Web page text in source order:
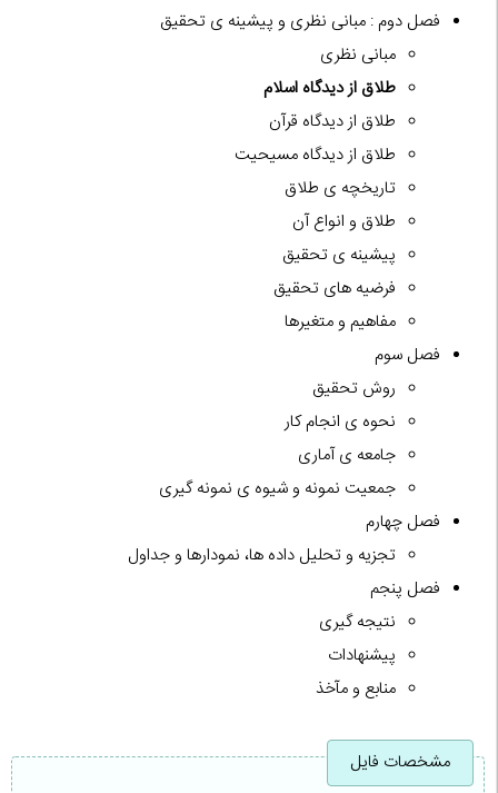
فصل دوم : مبانی نظری و پیشینه ی تحقیق
مبانی نظری
طلاق از دیدگاه اسلام
طلاق از دیدگاه قرآن
طلاق از دیدگاه مسیحیت
تاریخچه ی طلاق
طلاق و انواع آن
پیشینه ی تحقیق
فرضیه های تحقیق
مفاهیم و متغیرها
فصل سوم
روش تحقیق
نحوه ی انجام کار
جامعه ی آماری
جمعیت نمونه و شیوه ی نمونه گیری
فصل چهارم
تجزیه و تحلیل داده ها، نمودارها و جداول
فصل پنجم
نتیجه گیری
پیشنهادات
منابع و مآخذ
مشخصات فایل